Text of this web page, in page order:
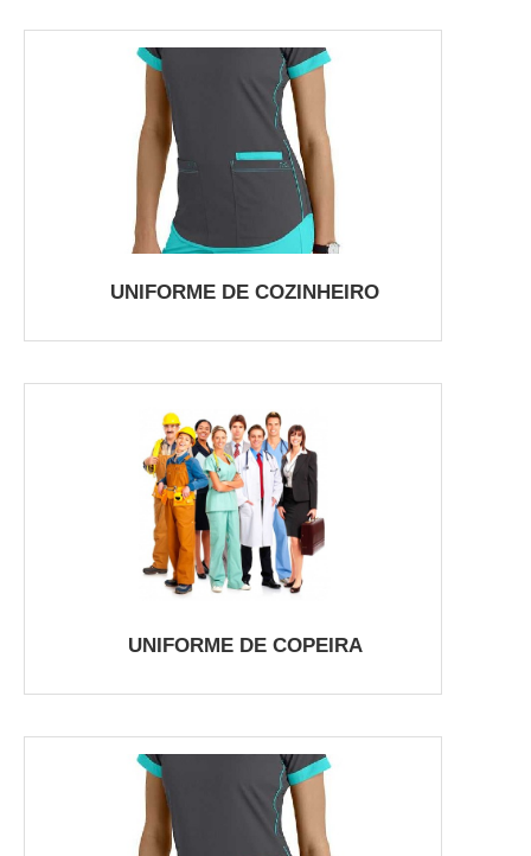
UNIFORME DE COZINHEIRO
UNIFORME DE COPEIRA